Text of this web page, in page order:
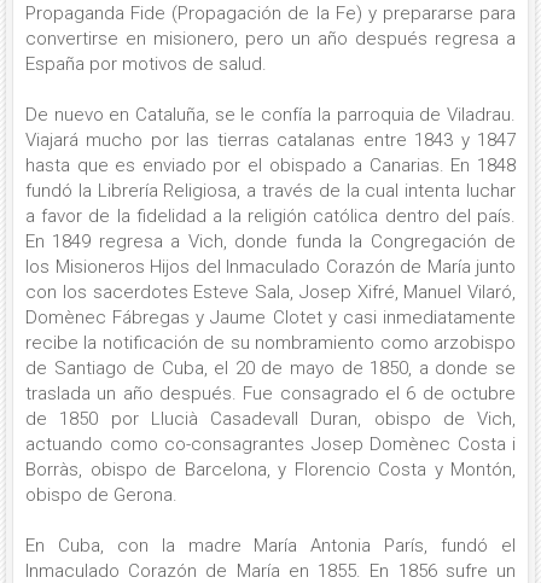
Propaganda Fide (Propagación de la Fe) y prepararse para
convertirse en misionero, pero un año después regresa a
España por motivos de salud.
De nuevo en Cataluña, se le confía la parroquia de Viladrau.
Viajará mucho por las tierras catalanas entre 1843 y 1847
hasta que es enviado por el obispado a Canarias. En 1848
fundó la Librería Religiosa, a través de la cual intenta luchar
a favor de la fidelidad a la religión católica dentro del país.
En 1849 regresa a Vich, donde funda la Congregación de
los Misioneros Hijos del Inmaculado Corazón de María junto
con los sacerdotes Esteve Sala, Josep Xifré, Manuel Vilaró,
Domènec Fábregas y Jaume Clotet y casi inmediatamente
recibe la notificación de su nombramiento como arzobispo
de Santiago de Cuba, el 20 de mayo de 1850, a donde se
traslada un año después. Fue consagrado el 6 de octubre
de 1850 por Llucià Casadevall Duran, obispo de Vich,
actuando como co-consagrantes Josep Domènec Costa i
Borràs, obispo de Barcelona, y Florencio Costa y Montón,
obispo de Gerona.
En Cuba, con la madre María Antonia París, fundó el
Inmaculado Corazón de María en 1855. En 1856 sufre un